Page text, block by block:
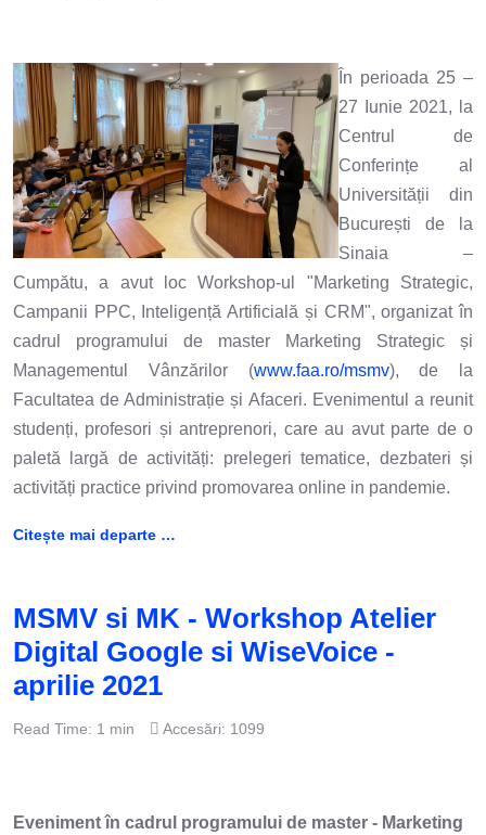
În perioada 25 –
27 Iunie 2021, la
Centrul de
Conferințe al
Universității din
București de la
Sinaia –
Cumpătu, a avut loc Workshop-ul "Marketing Strategic,
Campanii PPC, Inteligență Artificială și CRM", organizat în
cadrul programului de master Marketing Strategic și
Managementul Vânzărilor (www.faa.ro/msmv), de la
Facultatea de Administrație și Afaceri. Evenimentul a reunit
studenți, profesori și antreprenori, care au avut parte de o
paletă largă de activități: prelegeri tematice, dezbateri și
activități practice privind promovarea online in pandemie.
Citește mai departe …
MSMV si MK - Workshop Atelier
Digital Google si WiseVoice -
aprilie 2021
Read Time: 1 min Accesări: 1099
Eveniment în cadrul programului de master - Marketing